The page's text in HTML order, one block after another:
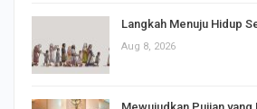
Langkah Menuju Hidup
Aug 8, 2026